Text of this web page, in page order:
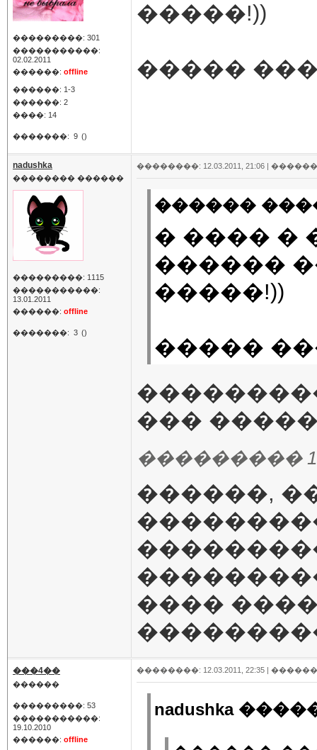
���������: 301
�����������:
02.02.2011
������: offline
������: 1-3
������: 2
����: 14
�������: 9 ()
�����!))
�����
nadushka
�������� ������
���������: 1115
�����������:
13.01.2011
������: offline
�������: 3 ()
��������: 12.03.2011, 21:06 |
������
� ���� �
������
�����!))
�����
���
���������
������,
����
���4��
������
���������: 53
�����������:
19.10.2010
������: offline
��������: 12.03.2011, 22:35 |
nadushka